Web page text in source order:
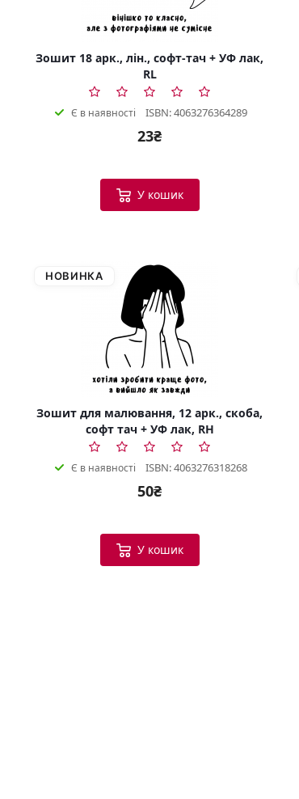
Зошит 18 арк., лін., софт-тач + УФ лак,
RL
Є в наявності ISBN: 4063276364289
23₴
У кошик
НОВИНКА
Зошит для малювання, 12 арк., скоба,
софт тач + УФ лак, RH
Є в наявності ISBN: 4063276318268
50₴
У кошик